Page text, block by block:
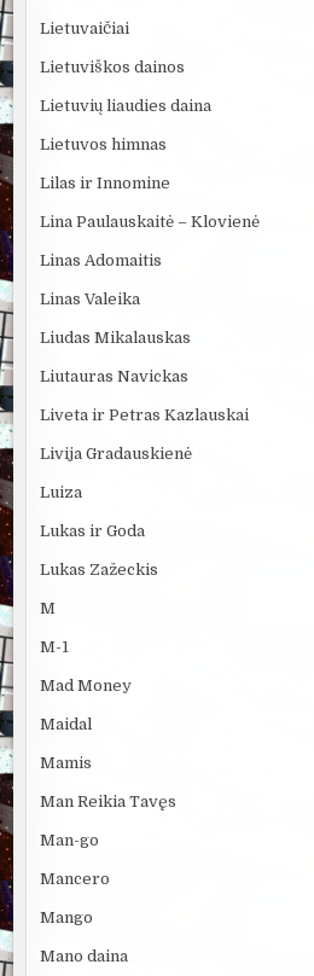
Lietuvaičiai
Lietuviškos dainos
Lietuvių liaudies daina
Lietuvos himnas
Lilas ir Innomine
Lina Paulauskaitė – Klovienė
Linas Adomaitis
Linas Valeika
Liudas Mikalauskas
Liutauras Navickas
Liveta ir Petras Kazlauskai
Livija Gradauskienė
Luiza
Lukas ir Goda
Lukas Zažeckis
M
M-1
Mad Money
Maidal
Mamis
Man Reikia Tavęs
Man-go
Mancero
Mango
Mano daina